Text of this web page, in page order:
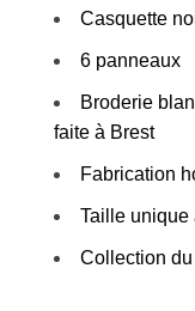
Casquette
6 panneaux
Broderie
faite à Brest
Fabrication
Taille unique
Collection du